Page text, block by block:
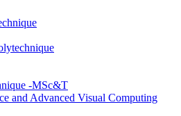
-MSc&T
and Advanced Visual Computing